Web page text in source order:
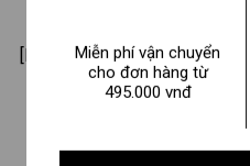
[Form Ôm] Áo croptop kiểu in
hình MICKEY MOUSE - Áo
130.000 ₫ 200.000 ₫
- 35%
Miễn phí vận chuyển
cho đơn hàng từ
495.000 vnđ